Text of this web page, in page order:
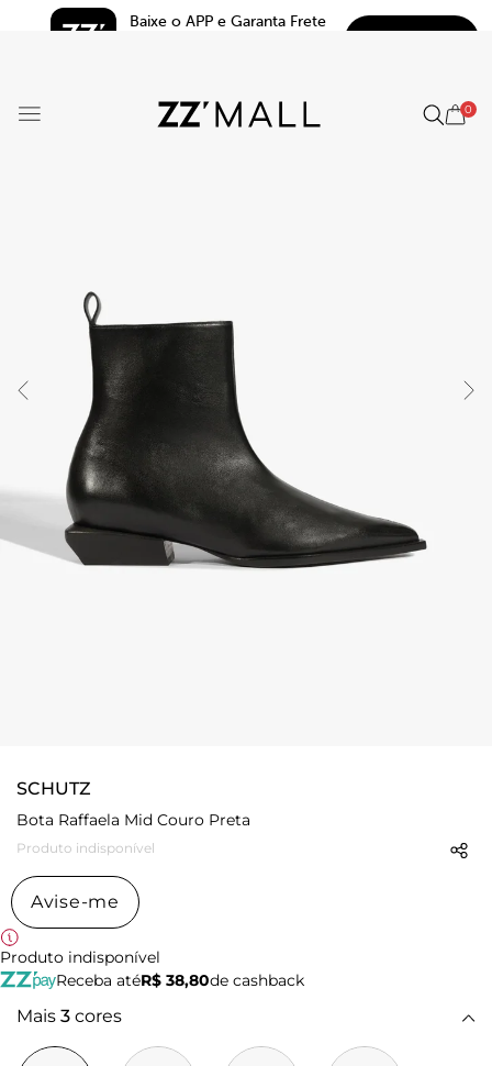
Baixe o APP e Garanta Frete
0
SCHUTZ
Bota Raffaela Mid Couro Preta
Produto indisponível
Avise-me
Produto indisponível
Receba atéR$ 38,80de cashback
Mais 3 cores